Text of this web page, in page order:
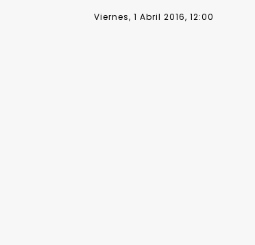
Viernes, 1 Abril 2016, 12:00